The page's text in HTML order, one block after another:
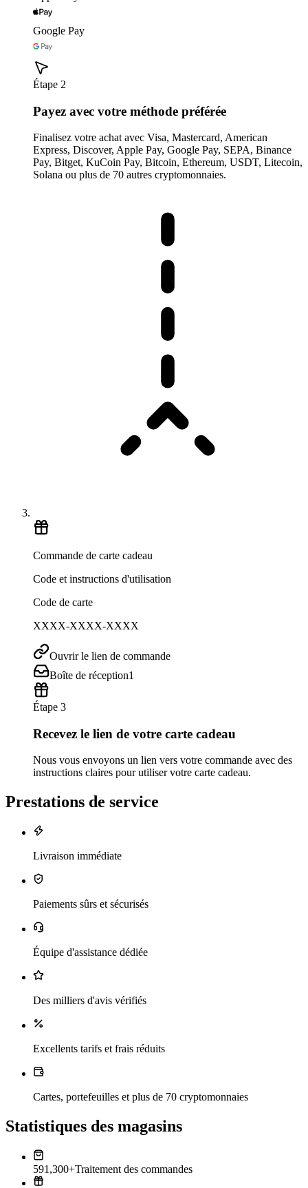
Google Pay
Étape 2
Payez avec votre méthode préférée
Finalisez votre achat avec Visa, Mastercard, American
Express, Discover, Apple Pay, Google Pay, SEPA, Binance
Pay, Bitget, KuCoin Pay, Bitcoin, Ethereum, USDT, Litecoin,
Solana ou plus de 70 autres cryptomonnaies.
Commande de carte cadeau
Code et instructions d'utilisation
Code de carte
XXXX-XXXX-XXXX
Ouvrir le lien de commande
Boîte de réception1
Étape 3
Recevez le lien de votre carte cadeau
Nous vous envoyons un lien vers votre commande avec des
instructions claires pour utiliser votre carte cadeau.
Prestations de service
Livraison immédiate
Paiements sûrs et sécurisés
Équipe d'assistance dédiée
Des milliers d'avis vérifiés
Excellents tarifs et frais réduits
Cartes, portefeuilles et plus de 70 cryptomonnaies
Statistiques des magasins
591,300+Traitement des commandes